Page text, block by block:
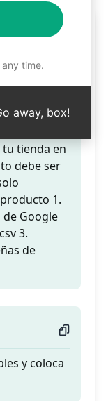
de
tienda en
debe ser
1.
de Google
3.
de
y coloca
time.
away, box!